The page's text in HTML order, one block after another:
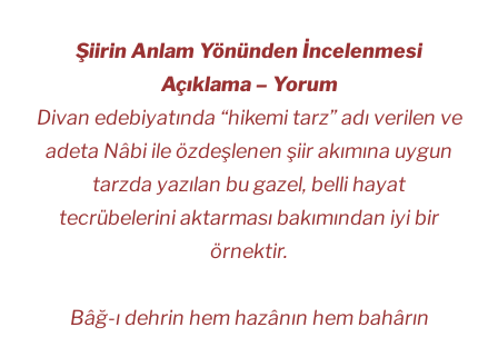
Şiirin Anlam Yönünden İncelenmesi
Açıklama – Yorum
Divan edebiyatında “hikemi tarz” adı verilen ve
adeta Nâbi ile özdeşlenen şiir akımına uygun
tarzda yazılan bu gazel, belli hayat
tecrübelerini aktarması bakımından iyi bir
örnektir.
Bâğ-ı dehrin hem hazânın hem bahârın